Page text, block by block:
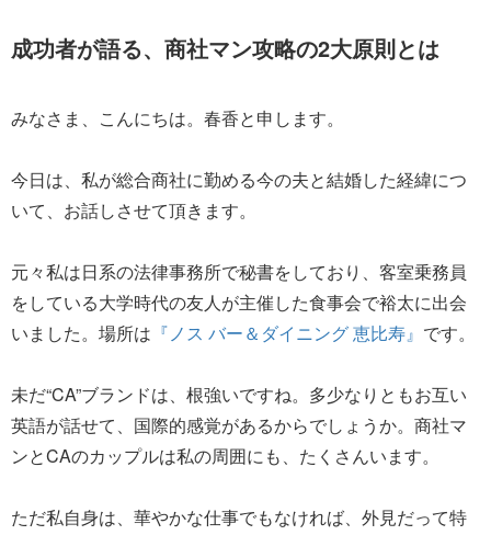
成功者が語る、商社マン攻略の2大原則とは
みなさま、こんにちは。春香と申します。
今日は、私が総合商社に勤める今の夫と結婚した経緯につ
いて、お話しさせて頂きます。
元々私は日系の法律事務所で秘書をしており、客室乗務員
をしている大学時代の友人が主催した食事会で裕太に出会
いました。場所は 『ノス バー＆ダイニング 恵比寿』 です。
未だ“CA”ブランドは、根強いですね。多少なりともお互い
英語が話せて、国際的感覚があるからでしょうか。商社マ
ンとCAのカップルは私の周囲にも、たくさんいます。
ただ私自身は、華やかな仕事でもなければ、外見だって特